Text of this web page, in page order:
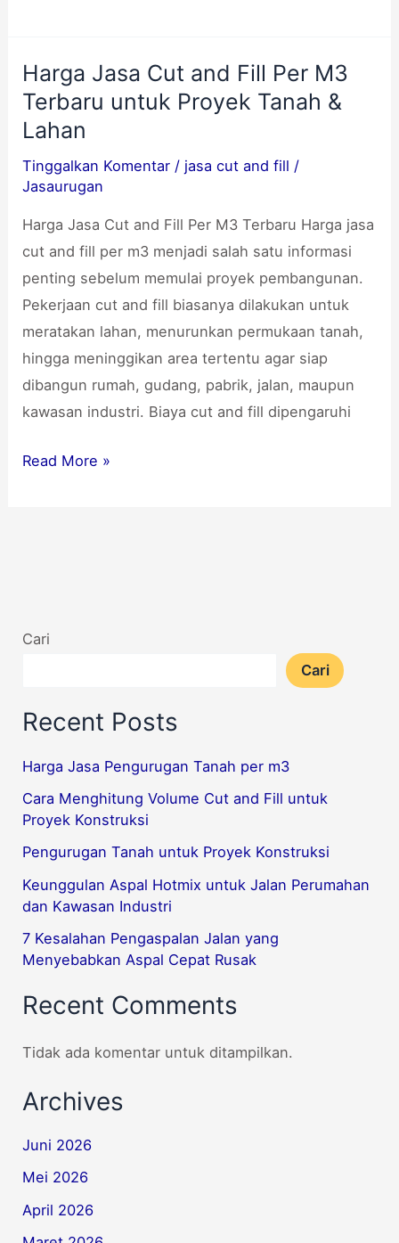
Harga Jasa Cut and Fill Per M3
Terbaru untuk Proyek Tanah &
Lahan
Tinggalkan Komentar / jasa cut and fill /
Jasaurugan
Harga Jasa Cut and Fill Per M3 Terbaru Harga jasa
cut and fill per m3 menjadi salah satu informasi
penting sebelum memulai proyek pembangunan.
Pekerjaan cut and fill biasanya dilakukan untuk
meratakan lahan, menurunkan permukaan tanah,
hingga meninggikan area tertentu agar siap
dibangun rumah, gudang, pabrik, jalan, maupun
kawasan industri. Biaya cut and fill dipengaruhi
Harga
Jasa
Cut
Fill
M3
Terbaru
untuk
Proyek
Tanah
&
Lahan
Read More »
Cari
Cari
Recent Posts
Harga Jasa Pengurugan Tanah per m3
Cara Menghitung Volume Cut and Fill untuk
Proyek Konstruksi
Pengurugan Tanah untuk Proyek Konstruksi
Keunggulan Aspal Hotmix untuk Jalan Perumahan
dan Kawasan Industri
7 Kesalahan Pengaspalan Jalan yang
Menyebabkan Aspal Cepat Rusak
Recent Comments
Tidak ada komentar untuk ditampilkan.
Archives
Juni 2026
Mei 2026
April 2026